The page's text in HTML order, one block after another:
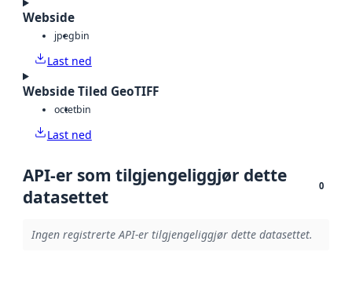
Webside
jpegbin
Last ned
Webside Tiled GeoTIFF
octetbin
Last ned
API-er som tilgjengeliggjør dette
datasettet
0
Ingen registrerte API-er tilgjengeliggjør dette datasettet.